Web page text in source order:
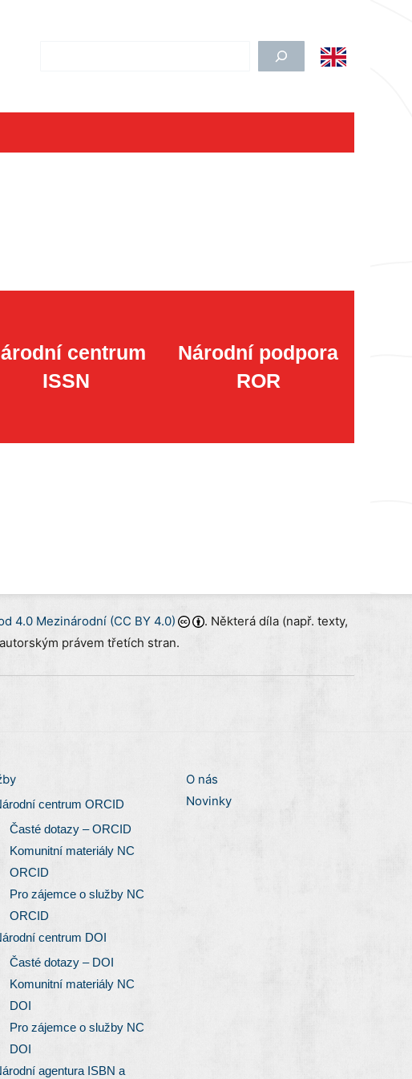
centrum
ISSN
Národní podpora
ROR
4.0 Mezinárodní (CC BY 4.0)
. Některá díla (např. texty,
právem třetích stran.
centrum ORCID
Časté dotazy – ORCID
Komunitní materiály NC
ORCID
Pro zájemce o služby NC
ORCID
centrum DOI
Časté dotazy – DOI
Komunitní materiály NC
DOI
Pro zájemce o služby NC
DOI
agentura ISBN a
O nás
Novinky